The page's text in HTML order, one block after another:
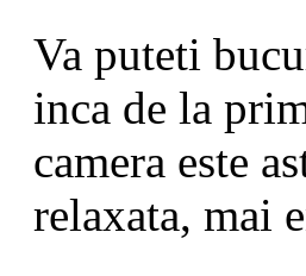
Va puteti
inca de la
camera este
relaxata, mai